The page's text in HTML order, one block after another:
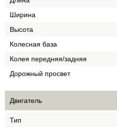
Ширина
Высота
Колесная база
Колея передняя/задняя
Дорожный просвет
Двигатель
Тип